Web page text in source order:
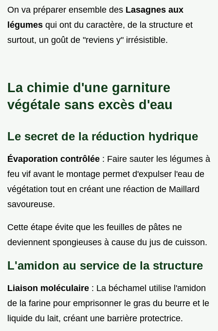
On va préparer ensemble des Lasagnes aux
légumes qui ont du caractère, de la structure et
surtout, un goût de "reviens y" irrésistible.
La chimie d'une garniture
végétale sans excès d'eau
Le secret de la réduction hydrique
Évaporation contrôlée : Faire sauter les légumes à
feu vif avant le montage permet d'expulser l'eau de
végétation tout en créant une réaction de Maillard
savoureuse.
Cette étape évite que les feuilles de pâtes ne
deviennent spongieuses à cause du jus de cuisson.
L'amidon au service de la structure
Liaison moléculaire : La béchamel utilise l'amidon
de la farine pour emprisonner le gras du beurre et le
liquide du lait, créant une barrière protectrice.